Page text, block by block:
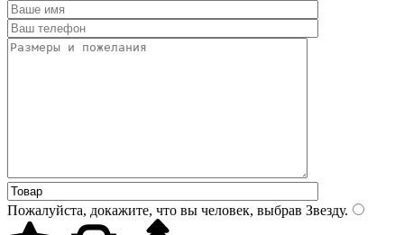
Пожалуйста, докажите, что вы человек, выбрав Звезду.